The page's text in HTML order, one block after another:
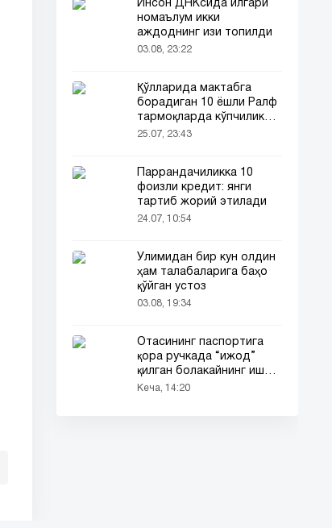
Инсон ДНКсида илгари
номаълум икки
аждоднинг изи топилди
03.08, 23:22
Қўлларида мактабга
борадиган 10 ёшли Ралф
тармоқларда кўпчиликни
таъсирлантирди
25.07, 23:43
Паррандачиликка 10
фоизли кредит: янги
тартиб жорий этилади
24.07, 10:54
Ўлимидан бир кун олдин
ҳам талабаларига баҳо
қўйган устоз
03.08, 19:34
Отасининг паспортига
қора ручкада “ижод”
қилган болакайнинг иши
барчанинг диққатини
Кеча, 14:20